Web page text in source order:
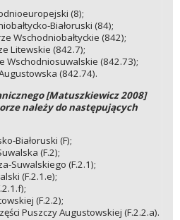
(8);
Białoruski (84);
Wschodniobałtyckie (842);
Litewskie (842.7);
Wschodniosuwalskie (842.73);
(842.74).
[Matuszkiewicz 2008]
należy do następujących
Białoruski (F);
(F.2);
Suwalskiego (F.2.1);
(F.2.1.e);
(F.2.2);
Puszczy Augustowskiej (F.2.2.a).